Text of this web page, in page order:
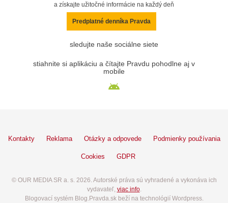
a získajte užitočné informácie na každý deň
Predplatné denníka Pravda
sledujte naše sociálne siete
stiahnite si aplikáciu a čítajte Pravdu pohodlne aj v
mobile
Kontakty Reklama Otázky a odpovede Podmienky používania
Cookies GDPR
© OUR MEDIA SR a. s. 2026. Autorské práva sú vyhradené a vykonáva ich
vydavateľ, viac info.
Blogovací systém Blog.Pravda.sk beží na technológií Wordpress.